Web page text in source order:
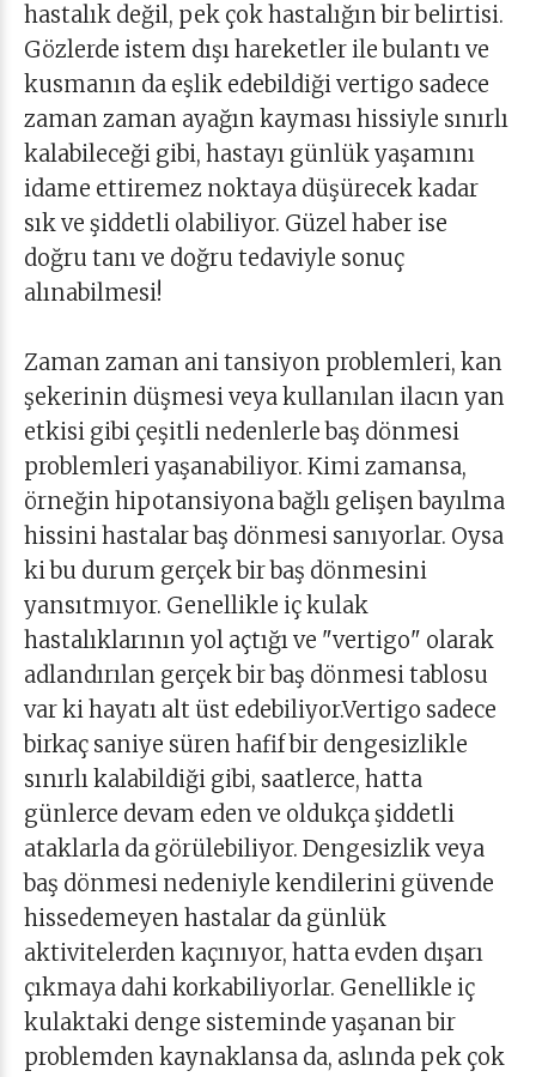
hastalık değil, pek çok hastalığın bir belirtisi.
Gözlerde istem dışı hareketler ile bulantı ve
kusmanın da eşlik edebildiği vertigo sadece
zaman zaman ayağın kayması hissiyle sınırlı
kalabileceği gibi, hastayı günlük yaşamını
idame ettiremez noktaya düşürecek kadar
sık ve şiddetli olabiliyor. Güzel haber ise
doğru tanı ve doğru tedaviyle sonuç
alınabilmesi!
Zaman zaman ani tansiyon problemleri, kan
şekerinin düşmesi veya kullanılan ilacın yan
etkisi gibi çeşitli nedenlerle baş dönmesi
problemleri yaşanabiliyor. Kimi zamansa,
örneğin hipotansiyona bağlı gelişen bayılma
hissini hastalar baş dönmesi sanıyorlar. Oysa
ki bu durum gerçek bir baş dönmesini
yansıtmıyor. Genellikle iç kulak
hastalıklarının yol açtığı ve "vertigo" olarak
adlandırılan gerçek bir baş dönmesi tablosu
var ki hayatı alt üst edebiliyor.Vertigo sadece
birkaç saniye süren hafif bir dengesizlikle
sınırlı kalabildiği gibi, saatlerce, hatta
günlerce devam eden ve oldukça şiddetli
ataklarla da görülebiliyor. Dengesizlik veya
baş dönmesi nedeniyle kendilerini güvende
hissedemeyen hastalar da günlük
aktivitelerden kaçınıyor, hatta evden dışarı
çıkmaya dahi korkabiliyorlar. Genellikle iç
kulaktaki denge sisteminde yaşanan bir
problemden kaynaklansa da, aslında pek çok